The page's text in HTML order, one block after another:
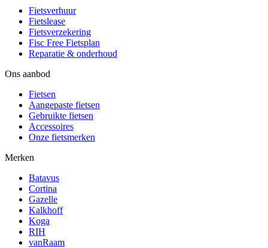
Fietsverhuur
Fietslease
Fietsverzekering
Fisc Free Fietsplan
Reparatie & onderhoud
Ons aanbod
Fietsen
Aangepaste fietsen
Gebruikte fietsen
Accessoires
Onze fietsmerken
Merken
Batavus
Cortina
Gazelle
Kalkhoff
Koga
RIH
vanRaam